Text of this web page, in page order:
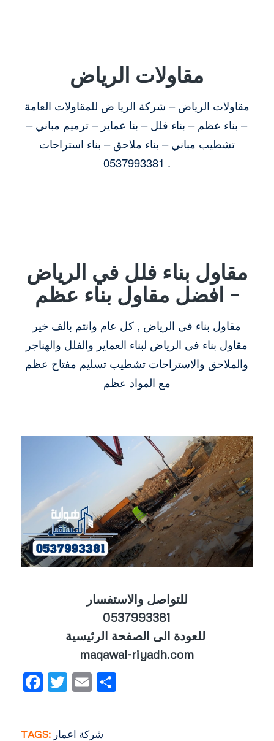
مقاولات الرياض
مقاولات الرياض – شركة الريا ض للمقاولات العامة
– بناء عظم – بناء فلل – بنا عماير – ترميم مباني –
تشطيب مباني – بناء ملاحق – بناء استراحات
0537993381 .
مقاول بناء فلل في الرياض
– افضل مقاول بناء عظم
مقاول بناء في الرياض , كل عام وانتم بالف خير
مقاول بناء في الرياض لبناء العماير والفلل والهناجر
والملاحق والاستراحات تشطيب تسليم مفتاح عظم
مع المواد عظم
للتواصل والاستفسار
0537993381
maqawal-riyadh.com
Facebook
Twitter
EmailShare
TAGS: شركة اعمار